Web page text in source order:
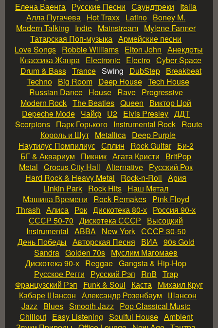
Елена Ваенга Русские Песни Саундтреки
Italia
Алла Пугачева Hot Traxx Latino Boney M.
Modern Talking
Indie Mainstream Mylene Farmer
Татарская Поп‑музыка Армейские песни
Love Songs Robbie Williams Elton John Анекдоты
Классика Жанра Electronic Electro Cyber Space
Drum & Bass TranceSwing DubStep Breakbeat
Techno Big Room Deep House Tech House
Russian Dance House Rave Progressive
Modern Rock The Beatles Queen
Виктор Цой
Depeche Mode Чайф U2 Elvis Presley ДДТ
Scorpions Парк Горького Instrumental Rock Route
Король и Шут Metallica Deep Purple
Наутилус Помпилиус Сплин Rock Guitar Би‑2
БГ & Аквариум
Пикник Агата Кристи
BritPop
Metal Crocus City Hall Alternative Русский Рок
Hard Rock & Heavy Metal
Rock‑n‑Roll Ария
Linkin Park Rock Hits Наш Метал
Машина Времени
Rock Remakes Pink Floyd
Thrash Алиса Рок Дискотека 80‑х Россия 90‑х
СССР 50‑70 Дискотека СССР
Высоцкий
Instrumental ABBA New York СССР 30‑50
День Победы Авторская Песня ВИА 90s Gold
Sandra Golden 70s Муслим Магомаев
Дискотека 90‑х Reggae Gangsta & Hip‑Hop
Русское Регги
Русский Рэп RnB Trap
Французский Рэп
Funk & Soul Каста Михаил Круг
Кабаре Шансон Александр Розенбаум
Шансон
Jazz Blues Smooth Jazz Pop Classical Music
Chillout Easy Listening Soulful House Ambient